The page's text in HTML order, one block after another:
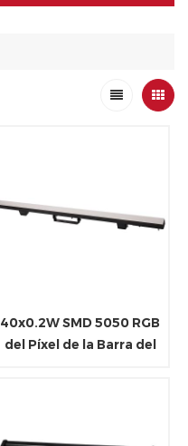
40x0.2W SMD 5050 RGB
del Píxel de la Barra del